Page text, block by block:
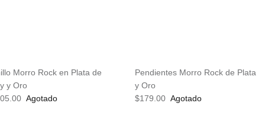
Morro Rock en Plata de
y Oro
Agotado
Pendientes Morro Rock de Plata
y Oro
$179.00 Agotado